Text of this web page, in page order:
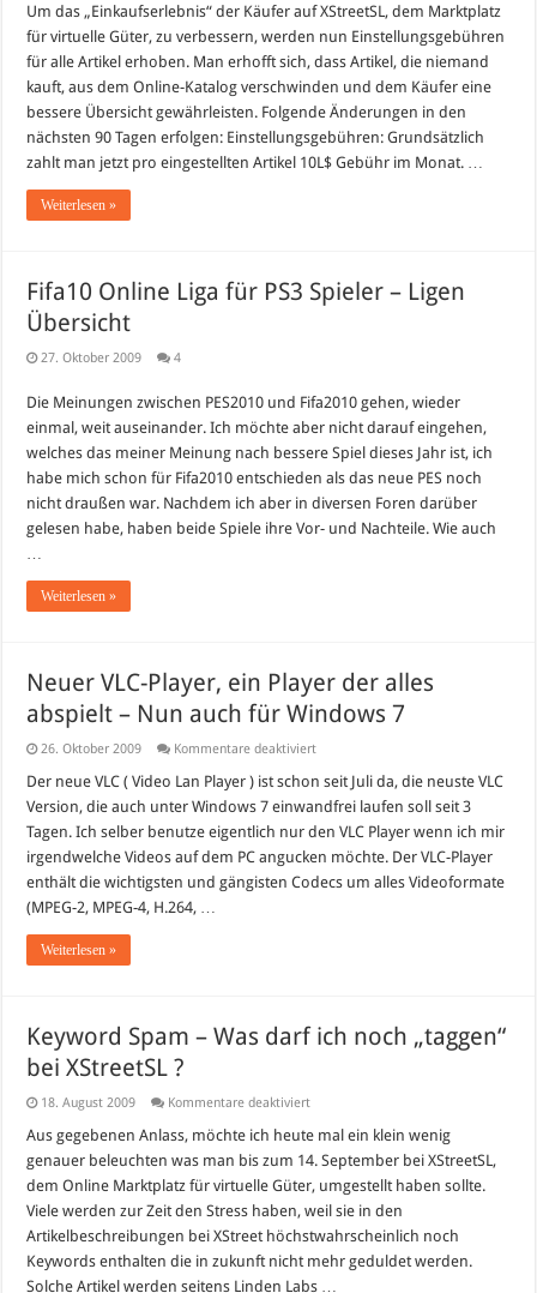
Um das „Einkaufserlebnis“ der Käufer auf XStreetSL, dem Marktplatz
für virtuelle Güter, zu verbessern, werden nun Einstellungsgebühren
für alle Artikel erhoben. Man erhofft sich, dass Artikel, die niemand
kauft, aus dem Online-Katalog verschwinden und dem Käufer eine
bessere Übersicht gewährleisten. Folgende Änderungen in den
nächsten 90 Tagen erfolgen: Einstellungsgebühren: Grundsätzlich
zahlt man jetzt pro eingestellten Artikel 10L$ Gebühr im Monat. …
Weiterlesen »
Fifa10 Online Liga für PS3 Spieler – Ligen
Übersicht
27. Oktober 2009 4
Die Meinungen zwischen PES2010 und Fifa2010 gehen, wieder
einmal, weit auseinander. Ich möchte aber nicht darauf eingehen,
welches das meiner Meinung nach bessere Spiel dieses Jahr ist, ich
habe mich schon für Fifa2010 entschieden als das neue PES noch
nicht draußen war. Nachdem ich aber in diversen Foren darüber
gelesen habe, haben beide Spiele ihre Vor- und Nachteile. Wie auch
Weiterlesen »
Neuer VLC-Player, ein Player der alles
abspielt – Nun auch für Windows 7
26. Oktober 2009 Kommentare deaktiviertfür
VLC-
Player,
ein
Player
der
alles
–
Der neue VLC ( Video Lan Player ) ist schon seit Juli da, die neuste VLC
Version, die auch unter Windows 7 einwandfrei laufen soll seit 3
Tagen. Ich selber benutze eigentlich nur den VLC Player wenn ich mir
irgendwelche Videos auf dem PC angucken möchte. Der VLC-Player
enthält die wichtigsten und gängisten Codecs um alles Videoformate
(MPEG-2, MPEG-4, H.264, …
Weiterlesen »
Keyword Spam – Was darf ich noch „taggen“
bei XStreetSL ?
18. August 2009 Kommentare deaktiviertfür
Spam
Was
ich
noch
bei
XStreetSL
Aus gegebenen Anlass, möchte ich heute mal ein klein wenig
genauer beleuchten was man bis zum 14. September bei XStreetSL,
dem Online Marktplatz für virtuelle Güter, umgestellt haben sollte.
Viele werden zur Zeit den Stress haben, weil sie in den
Artikelbeschreibungen bei XStreet höchstwahrscheinlich noch
Keywords enthalten die in zukunft nicht mehr geduldet werden.
Solche Artikel werden seitens Linden Labs …